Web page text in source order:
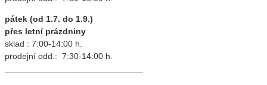
pátek (od 1.7. do 1.9.)
přes letní prázdniny
sklad : 7:00-14:00 h.
prodejní odd.: 7:30-14:00 h.